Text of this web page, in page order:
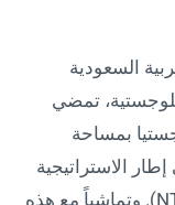
السعودية
تمضي
59 مركزاً لوجستيا بمساحة
مربع في إطار الاستراتيجية
الوطنية للنقل والخدمات اللوجستية (NTLS). وتماشياً مع هذه